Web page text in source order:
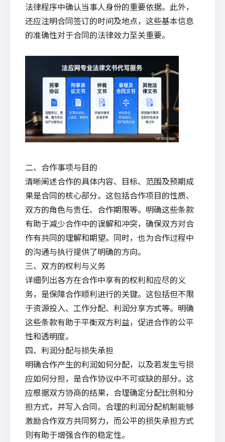
法律程序中确认当事人身份的重要依据。此外，
还应注明合同签订的时间及地点，这些基本信息
的准确性对于合同的法律效力至关重要。
二、合作事项与目的
清晰阐述合作的具体内容、目标、范围及预期成
果是合同的核心部分。这包括合作项目的性质、
双方的角色与责任、合作期限等。明确这些条款
有助于减少合作中的误解和冲突，确保双方对合
作有共同的理解和期望。同时，也为合作过程中
的沟通与执行提供了明确的方向。
三、双方的权利与义务
详细列出各方在合作中享有的权利和应尽的义
务，是保障合作顺利进行的关键。这包括但不限
于资源投入、工作分配、利润分享方式等。明确
这些条款有助于平衡双方利益，促进合作的公平
性和透明度。
四、利润分配与损失承担
明确合作产生的利润如何分配，以及若发生亏损
应如何分担，是合作协议中不可或缺的部分。这
应根据双方协商的结果，合理确定分配比例和分
担方式，并写入合同。合理的利润分配机制能够
激励合作双方共同努力，而公平的损失承担方式
则有助于增强合作的稳定性。